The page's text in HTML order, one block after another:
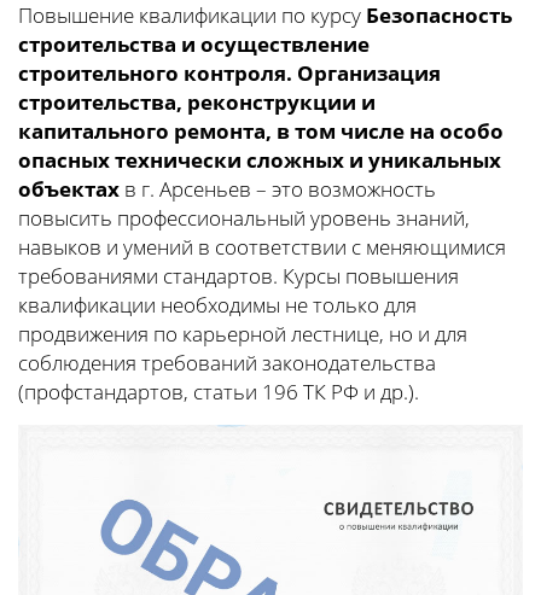
Повышение квалификации по курсу Безопасность
строительства и осуществление
строительного контроля. Организация
строительства, реконструкции и
капитального ремонта, в том числе на особо
опасных технически сложных и уникальных
объектах в г. Арсеньев – это возможность
повысить профессиональный уровень знаний,
навыков и умений в соответствии с меняющимися
требованиями стандартов. Курсы повышения
квалификации необходимы не только для
продвижения по карьерной лестнице, но и для
соблюдения требований законодательства
(профстандартов, статьи 196 ТК РФ и др.).